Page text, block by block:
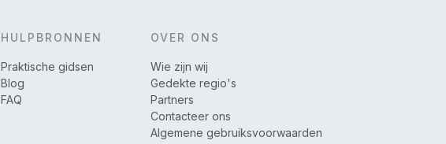
HULPBRONNEN
Praktische gidsen
Blog
FAQ
OVER ONS
Wie zijn wij
Gedekte regio's
Partners
Contacteer ons
Algemene gebruiksvoorwaarden